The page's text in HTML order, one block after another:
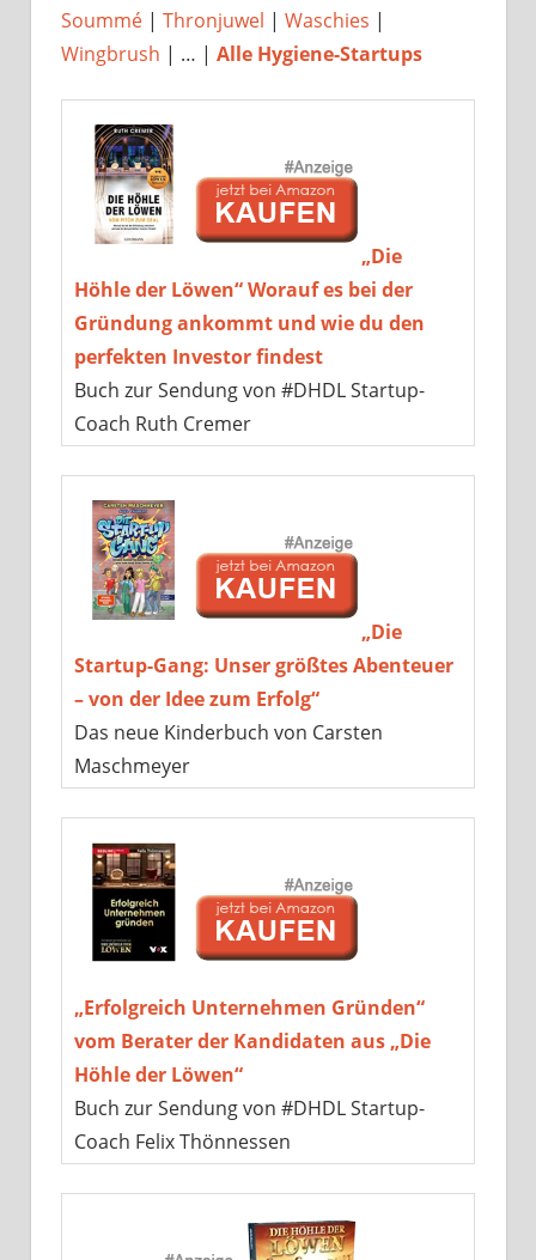
Soummé | Thronjuwel | Waschies |
Wingbrush | … | Alle Hygiene-Startups
„Die
Höhle der Löwen“ Worauf es bei der
Gründung ankommt und wie du den
perfekten Investor findest
Buch zur Sendung von #DHDL Startup-
Coach Ruth Cremer
„Die
Startup-Gang: Unser größtes Abenteuer
– von der Idee zum Erfolg“
Das neue Kinderbuch von Carsten
Maschmeyer
„Erfolgreich Unternehmen Gründen“
vom Berater der Kandidaten aus „Die
Höhle der Löwen“
Buch zur Sendung von #DHDL Startup-
Coach Felix Thönnessen